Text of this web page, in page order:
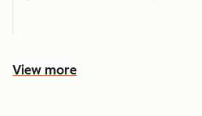
View more